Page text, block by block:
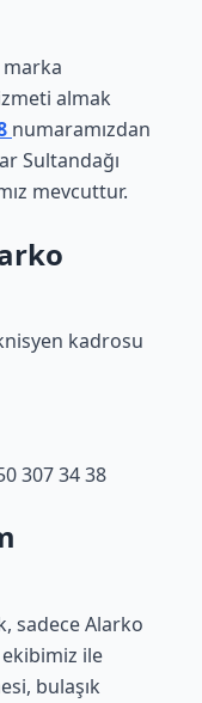
almak
numaramızdan
Sultandağı
mevcuttur.
kadrosu
307 34 38
sadece Alarko
ile
bulaşık